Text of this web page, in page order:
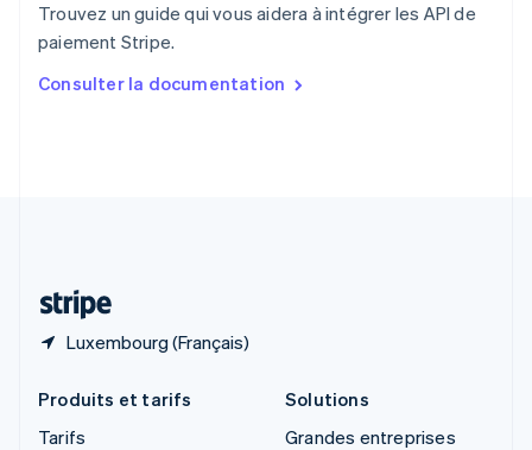
Trouvez un guide qui vous aidera à intégrer les API de
paiement Stripe.
Consulter la documentation
Luxembourg (Français)
Singapour
English 简体中文
English
Produits et tarifs
Tarifs
Solutions
Grandes entreprises